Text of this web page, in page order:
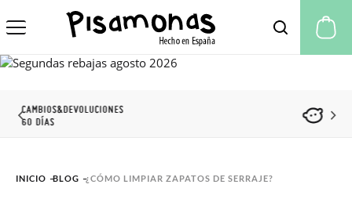
INICIO BLOG ¿CÓMO LIMPIAR ZAPATOS DE SERRAJE?